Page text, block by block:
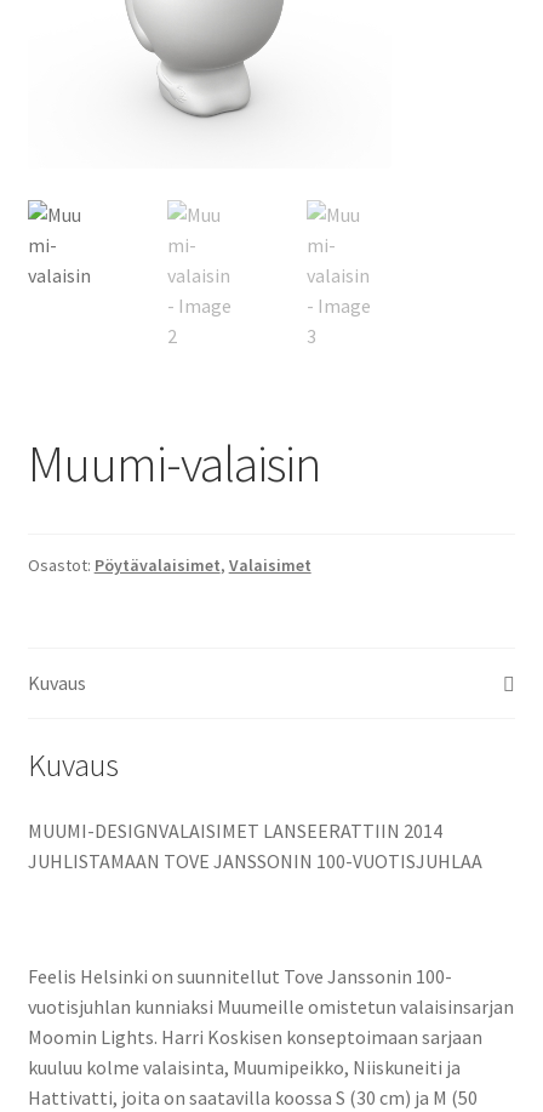
Muumi-valaisin
Osastot: Pöytävalaisimet, Valaisimet
Kuvaus
Kuvaus
MUUMI-DESIGNVALAISIMET LANSEERATTIIN 2014
JUHLISTAMAAN TOVE JANSSONIN 100-VUOTISJUHLAA
Feelis Helsinki on suunnitellut Tove Janssonin 100-
vuotisjuhlan kunniaksi Muumeille omistetun valaisinsarjan
Moomin Lights. Harri Koskisen konseptoimaan sarjaan
kuuluu kolme valaisinta, Muumipeikko, Niiskuneiti ja
Hattivatti, joita on saatavilla koossa S (30 cm) ja M (50